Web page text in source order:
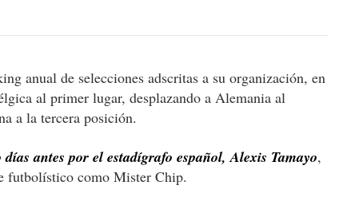
anual de selecciones adscritas a su organización, en
al primer lugar, desplazando a Alemania al
a la tercera posición.
antes por el estadígrafo español, Alexis Tamayo,
futbolístico como Mister Chip.